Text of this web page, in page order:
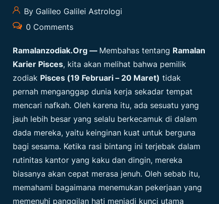
By Galileo Galilei Astrologi
0 Comments
Ramalanzodiak.org — Membahas tentang Ramalan
Karier Pisces, kita akan melihat bahwa pemilik
zodiak Pisces (19 Februari – 20 Maret) tidak
pernah menganggap dunia kerja sekadar tempat
mencari nafkah. Oleh karena itu, ada sesuatu yang
jauh lebih besar yang selalu berkecamuk di dalam
dada mereka, yaitu keinginan kuat untuk berguna
bagi sesama. Ketika rasi bintang ini terjebak dalam
rutinitas kantor yang kaku dan dingin, mereka
biasanya akan cepat merasa jenuh. Oleh sebab itu,
memahami bagaimana menemukan pekerjaan yang
memenuhi panggilan hati menjadi kunci utama